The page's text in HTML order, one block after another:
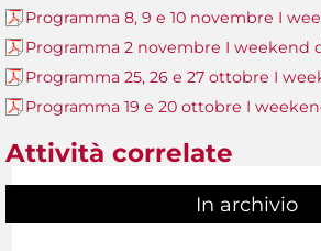
Programma 8, 9 e 10 novembre I
Programma 2 novembre I weekend
Programma 25, 26 e 27 ottobre I
Programma 19 e 20 ottobre I
Attività correlate
In archivio